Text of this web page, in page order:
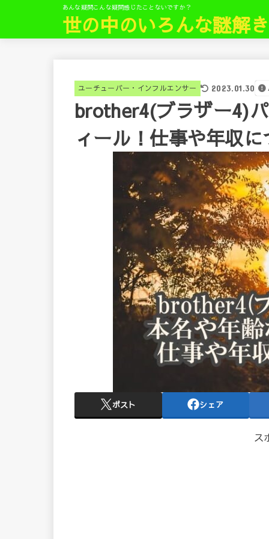
あんな疑問こんな疑問感じたことないですか？
世の中のいろんな謎解き
ユーチューバー・インフルエンサー 2023.01.30
brother4(ブラザー4)
ィール！仕事や年収
ポスト シェア
ス